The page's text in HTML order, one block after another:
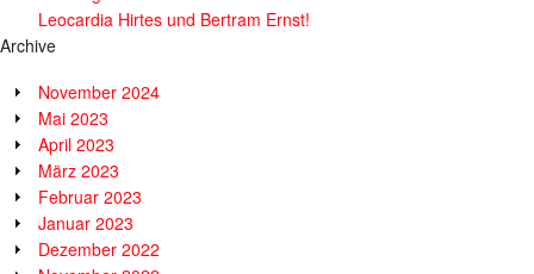
Leocardia Hirtes und Bertram Ernst!
Archive
November 2024
Mai 2023
April 2023
März 2023
Februar 2023
Januar 2023
Dezember 2022